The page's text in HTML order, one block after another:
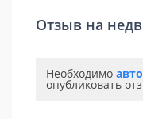
Отзыв на
Необходимо
опубликовать